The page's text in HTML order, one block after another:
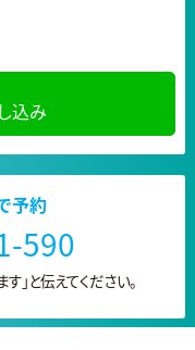
込み
予約
590
」と伝えてください。